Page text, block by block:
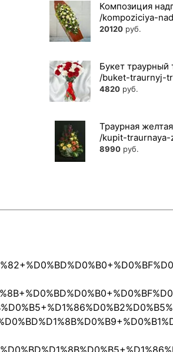
Композиция
20120руб.
Букет траурный
4820руб.
Траурная
8990руб.